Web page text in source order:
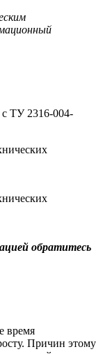
с ТУ 2316-004-
обратитесь
время
Причин этому